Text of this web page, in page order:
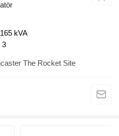
165 kVA
3
Krallık, DN10 Doncaster The Rocket Site